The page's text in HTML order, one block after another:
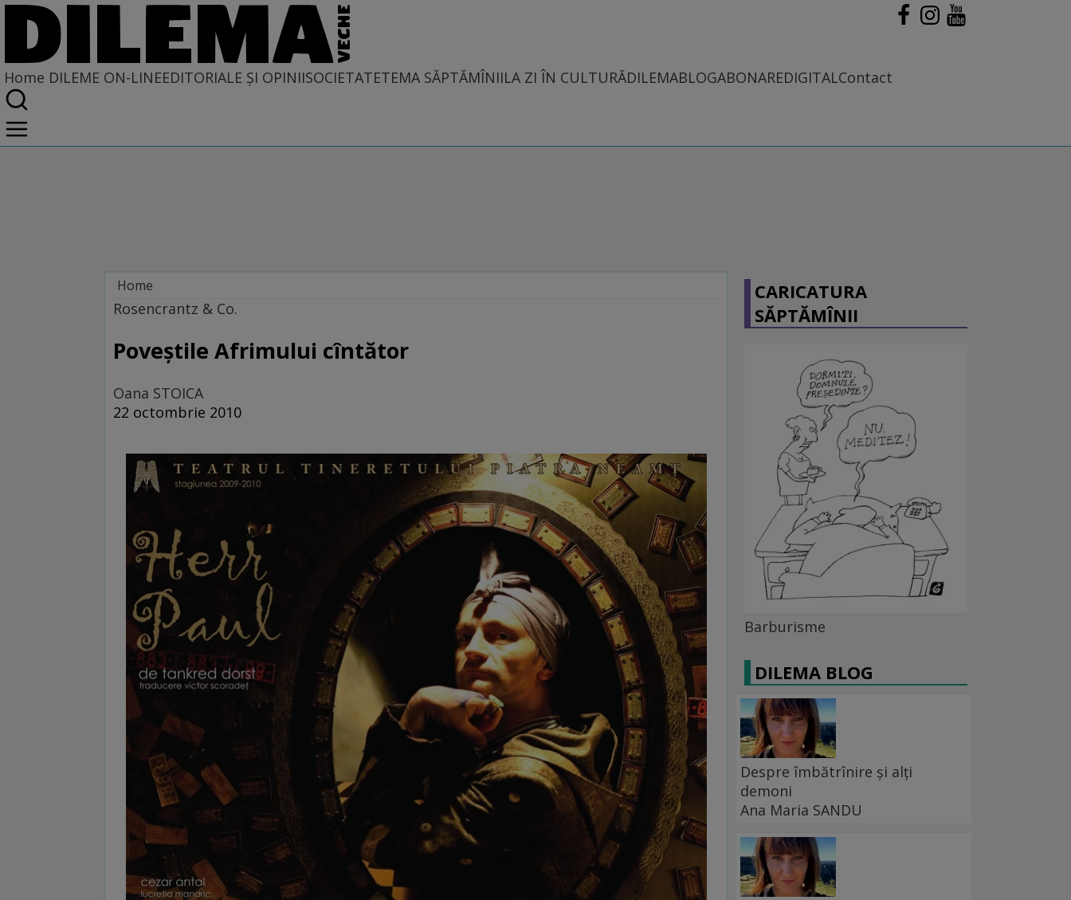
Home DILEME ON-LINEEDITORIALE ȘI OPINIISOCIETATETEMA SĂPTĂMÎNIILA ZI ÎN CULTURĂDILEMABLOGABONAREDIGITALContact
Home
Dileme on-line
Rosencrantz & Co.
Poveștile Afrimului cîntător
Oana STOICA
22 octombrie 2010
CARICATURA
SĂPTĂMÎNII
Barburisme
DILEMA BLOG
Despre îmbătrînire și alți
demoni
Ana Maria SANDU